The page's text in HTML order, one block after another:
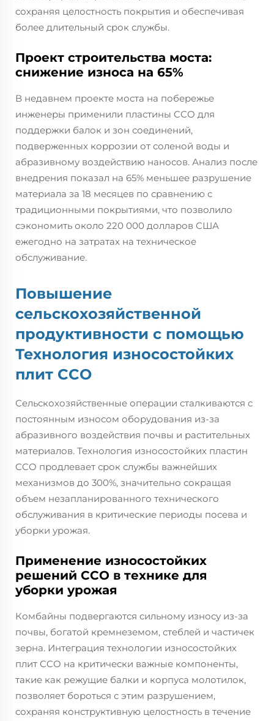
сохраняя целостность покрытия и обеспечивая
более длительный срок службы.
Проект строительства моста:
снижение износа на 65%
В недавнем проекте моста на побережье
инженеры применили пластины CCO для
поддержки балок и зон соединений,
подверженных коррозии от соленой воды и
абразивному воздействию наносов. Анализ после
внедрения показал на 65% меньшее разрушение
материала за 18 месяцев по сравнению с
традиционными покрытиями, что позволило
сэкономить около 220 000 долларов США
ежегодно на затратах на техническое
обслуживание.
Повышение
сельскохозяйственной
продуктивности с помощью
Технология износостойких
плит CCO
Сельскохозяйственные операции сталкиваются с
постоянным износом оборудования из-за
абразивного воздействия почвы и растительных
материалов. Технология износостойких пластин
CCO продлевает срок службы важнейших
механизмов до 300%, значительно сокращая
объем незапланированного технического
обслуживания в критические периоды посева и
уборки урожая.
Применение износостойких
решений CCO в технике для
уборки урожая
Комбайны подвергаются сильному износу из-за
почвы, богатой кремнеземом, стеблей и частичек
зерна. Интеграция технологии износостойких
плит CCO на критически важные компоненты,
такие как режущие балки и корпуса молотилок,
позволяет бороться с этим разрушением,
сохраняя конструктивную целостность в течение